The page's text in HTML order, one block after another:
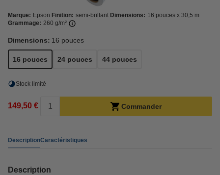
Marque: Epson Finition: semi-brillant Dimensions: 16 pouces x 30,5 m
Grammage: 260 g/m²
Dimensions: 16 pouces
16 pouces 24 pouces 44 pouces
Stock limité
149,50 € Commander
DescriptionCaractéristiques
Description